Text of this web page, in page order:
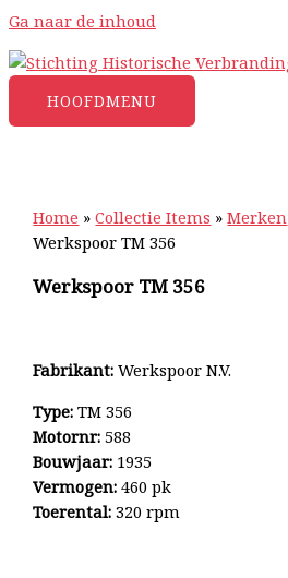
Ga naar de inhoud
HOOFDMENU
Home »Collectie Items »Merken
Werkspoor TM 356
Werkspoor TM 356
Fabrikant:Werkspoor N.V.
Type:TM 356
Motornr:588
Bouwjaar: 1935
Vermogen:460 pk
Toerental:320 rpm